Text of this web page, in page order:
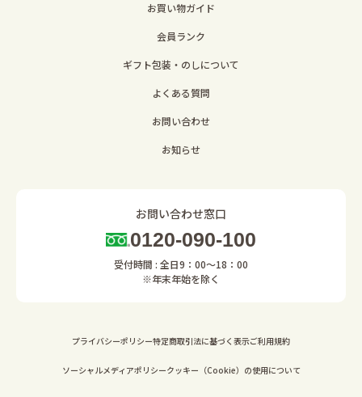
お買い物ガイド
会員ランク
ギフト包装・のしについて
よくある質問
お問い合わせ
お知らせ
お問い合わせ窓口
0120-090-100
受付時間 : 全日9：00～18：00
※年末年始を除く
プライバシーポリシー特定商取引法に基づく表示ご利用規約
ソーシャルメディアポリシークッキー（Cookie）の使用について